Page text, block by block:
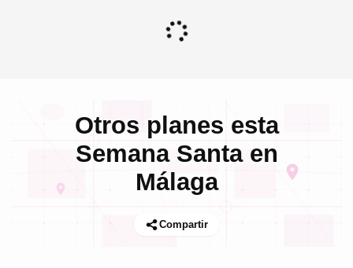
Otros planes esta
Semana Santa en
Málaga
Compartir